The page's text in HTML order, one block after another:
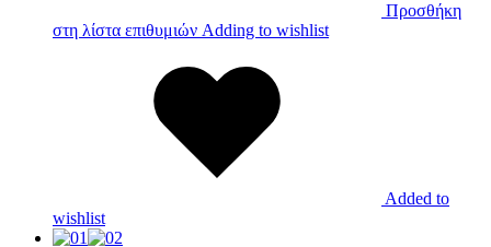
Προσθήκη
στη λίστα επιθυμιών Adding to wishlist
Added to
wishlist